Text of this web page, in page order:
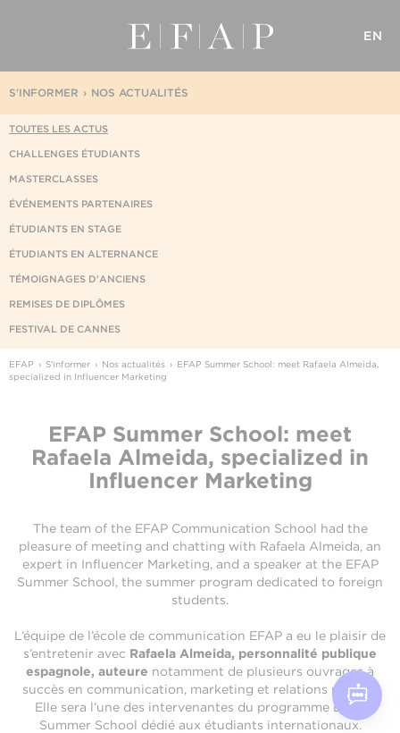
EN
NOS ACTUALITÉS
S'INFORMER
TOUTES LES ACTUS
CHALLENGES ÉTUDIANTS
MASTERCLASSES
ÉVÉNEMENTS PARTENAIRES
ÉTUDIANTS EN STAGE
ÉTUDIANTS EN ALTERNANCE
TÉMOIGNAGES D'ANCIENS
REMISES DE DIPLÔMES
FESTIVAL DE CANNES
EFAP S'informer Nos actualités
EFAP Summer School: meet Rafaela Almeida,
specialized in Influencer Marketing
EFAP Summer School: meet
Rafaela Almeida, specialized in
Influencer Marketing
The team of the EFAP Communication School had the
pleasure of meeting and chatting with Rafaela Almeida, an
expert in Influencer Marketing, and a speaker at the EFAP
Summer School, the summer program dedicated to foreign
students.
L’équipe de l’école de communication EFAP a eu le plaisir de
s’entretenir avec Rafaela Almeida, personnalité publique
espagnole, auteure notamment de plusieurs ouvrages à
succès en communication, marketing et relations publics.
Elle sera l’une des intervenantes du programme EFAP
Summer School dédié aux étudiants internationaux.